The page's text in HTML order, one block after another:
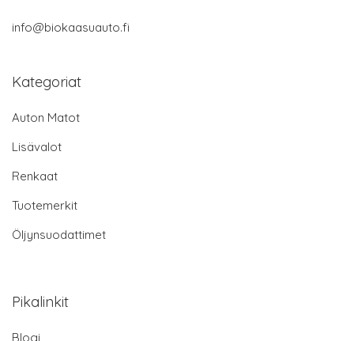
info@biokaasuauto.fi
Kategoriat
Auton Matot
Lisävalot
Renkaat
Tuotemerkit
Öljynsuodattimet
Pikalinkit
Blogi